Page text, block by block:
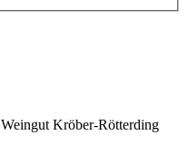
Weingut Kröber-Rötterding